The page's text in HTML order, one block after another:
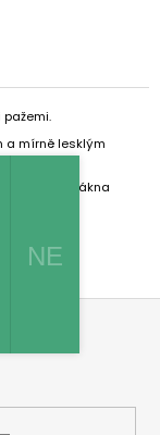
a mírně lesklým
tl.vlákna
NE